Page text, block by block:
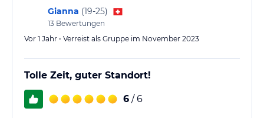
Gianna (19-25)
13 Bewertungen
Vor 1 Jahr • Verreist als Gruppe im November 2023
Tolle Zeit, guter Standort!
6 / 6